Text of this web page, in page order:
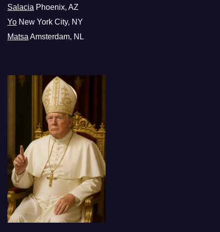
Salacia Phoenix, AZ
Yo New York City, NY
Matsa Amsterdam, NL